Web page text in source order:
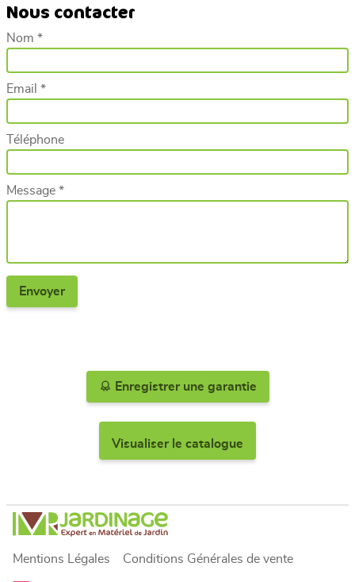
Nous contacter
Nom *
Email *
Téléphone
Message *
Enregistrer une garantie
Visualiser le catalogue
Mentions Légales Conditions Générales de vente